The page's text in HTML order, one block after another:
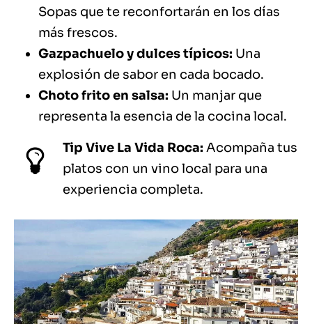
Sopas que te reconfortarán en los días
más frescos.
Gazpachuelo y dulces típicos: Una
explosión de sabor en cada bocado.
Choto frito en salsa: Un manjar que
representa la esencia de la cocina local.
Tip Vive La Vida Roca: Acompaña tus
platos con un vino local para una
experiencia completa.